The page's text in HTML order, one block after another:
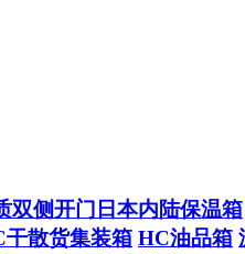
双侧开门日本内陆保温箱
干散货集装箱 HC油品箱